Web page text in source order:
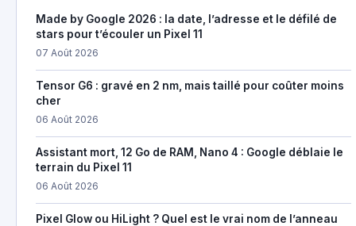
Made by Google 2026 : la date, l’adresse et le défilé de
stars pour t’écouler un Pixel 11
07 Août 2026
Tensor G6 : gravé en 2 nm, mais taillé pour coûter moins
cher
06 Août 2026
Assistant mort, 12 Go de RAM, Nano 4 : Google déblaie le
terrain du Pixel 11
06 Août 2026
Pixel Glow ou HiLight ? Quel est le vrai nom de l’anneau